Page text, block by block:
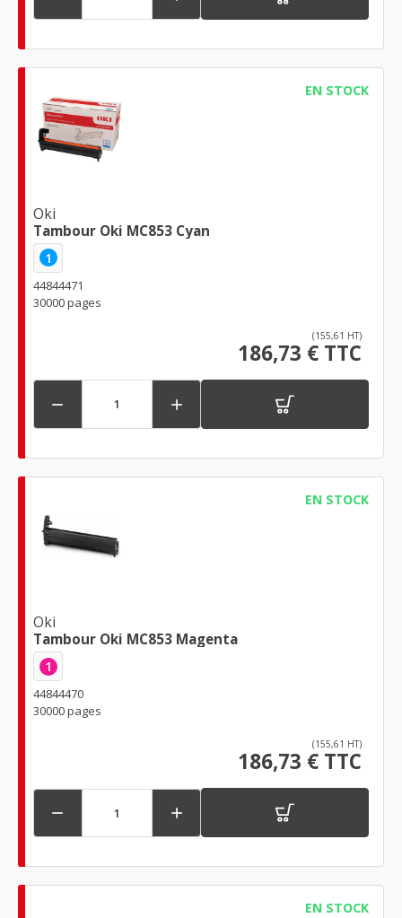
EN STOCK
Oki
Tambour Oki MC853 Cyan
1
44844471
30000 pages
(155,61 HT)
186,73 € TTC
 
EN STOCK
Oki
Tambour Oki MC853 Magenta
1
44844470
30000 pages
(155,61 HT)
186,73 € TTC
 
EN STOCK